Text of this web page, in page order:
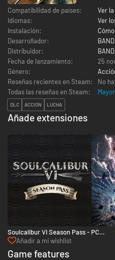
Compatibilidad de países:
Ver
Idiomas:
Ver
Instalación:
Desarrollador:
Distribuidor:
Fecha de lanzamiento:
25
Género:
Reseñas recientes en Steam:
No
Todas las reseñas en Steam:
DLC ACCIÓN LUCHA
Añade extensiones
Soulcalibur VI Season Pass - PC
(Steam)
Añadir a mi wishlist
Game features